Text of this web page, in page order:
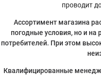
проводит
Ассортимент магазина
погодные условия, но и на
потребителей. При этом
Квалифицированные